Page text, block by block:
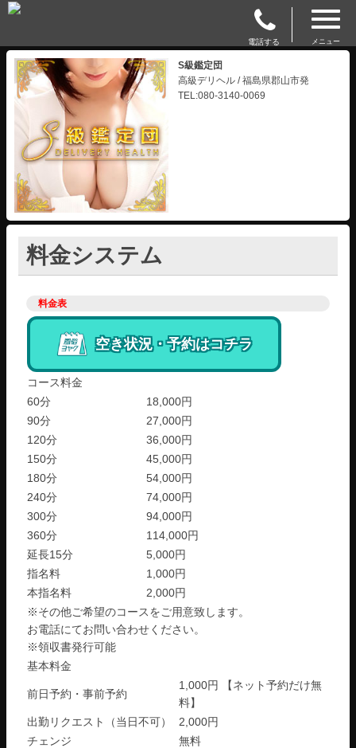
電話する メニュー
S級鑑定団
高級デリヘル / 福島県郡山市発
TEL:080-3140-0069
料金システム
料金表
空き状況・予約はコチラ
コース料金
60分
18,000円
90分
27,000円
120分
36,000円
150分
45,000円
180分
54,000円
240分
74,000円
300分
94,000円
360分
114,000円
延長15分
5,000円
指名料
1,000円
本指名料
2,000円
※その他ご希望のコースをご用意致します。
お電話にてお問い合わせください。
※領収書発行可能
基本料金
前日予約・事前予約
1,000円 【ネット予約だけ無
料】
出勤リクエスト（当日不可）
2,000円
チェンジ
無料